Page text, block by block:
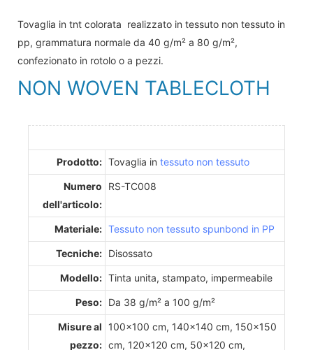
Tovaglia in tnt colorata realizzato in tessuto non tessuto in
pp, grammatura normale da 40 g/m² a 80 g/m²,
confezionato in rotolo o a pezzi.
NON WOVEN TABLECLOTH
Prodotto: Tovaglia in tessuto non tessuto
Numero
dell'articolo:
RS-TC008
Materiale: Tessuto non tessuto spunbond in PP
Tecniche: Disossato
Modello: Tinta unita, stampato, impermeabile
Peso: Da 38 g/m² a 100 g/m²
Misure al
pezzo:
100x100 cm, 140x140 cm, 150x150
cm, 120x120 cm, 50x120 cm,